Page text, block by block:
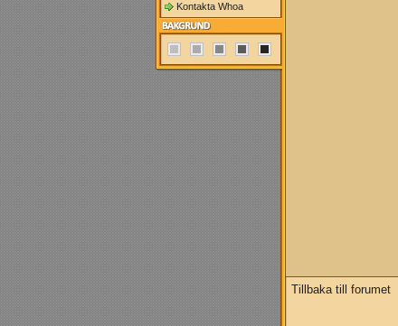
Kontakta Whoa
Tillbaka till forumet